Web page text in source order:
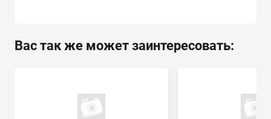
Вас так же может заинтересовать: